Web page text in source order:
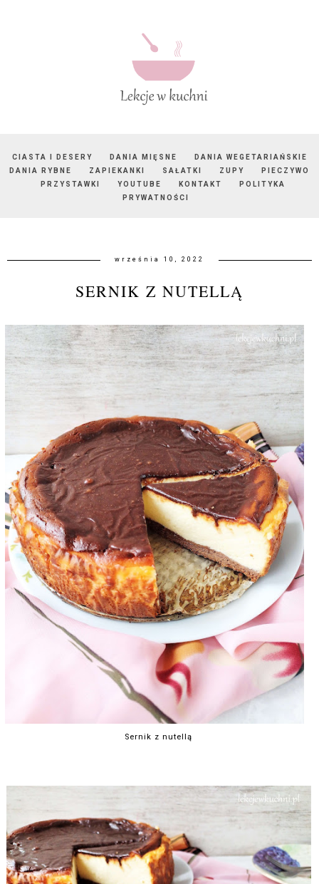
CIASTA I DESERY DANIA MIĘSNE
DANIA WEGETARIAŃSKIE
DANIA RYBNE
ZAPIEKANKI SAŁATKI ZUPY
PIECZYWO
PRZYSTAWKI
YOUTUBE KONTAKT
POLITYKA
PRYWATNOŚCI
września 10, 2022
SERNIK Z NUTELLĄ
Sernik z nutellą